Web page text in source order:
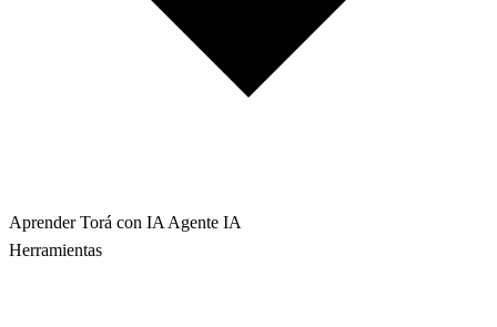
Aprender Torá con IA Agente IA
Herramientas